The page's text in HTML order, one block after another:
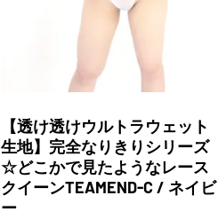
【透け透けウルトラウェット
生地】完全なりきりシリーズ
☆どこかで見たようなレース
クイーンTEAMEND-C / ネイビ
ー